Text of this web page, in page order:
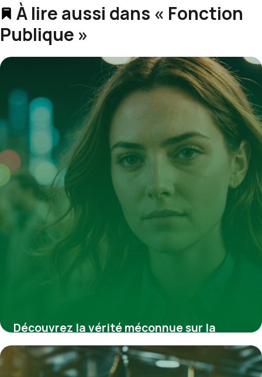
À lire aussi dans « Fonction
Publique »
Découvrez la vérité méconnue sur la
commission de réforme qui impacte votre
avenir professionnel